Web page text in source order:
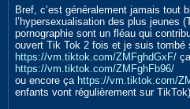
Bref, c’est généralement jamais tout
l’hypersexualisation des plus jeunes
pornographie sont un fléau qui
ouvert Tik Tok 2 fois et je suis tombé
https://vm.tiktok.com/ZMFghdGxF/ ça
https://vm.tiktok.com/ZMFghFb96/
ou encore ça https://vm.tiktok.com/
enfants vont régulièrement sur